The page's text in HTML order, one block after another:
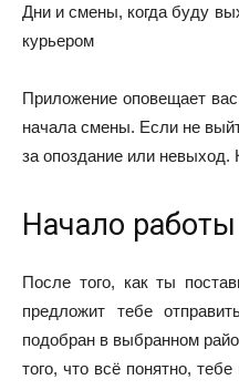
Дни и смены, когда буду
курьером
Приложение оповещает
начала смены. Если не
за опоздание или невыход.
Начало работы
После того, как ты
предложит тебе
подобран в выбранном
того, что всё понятно,